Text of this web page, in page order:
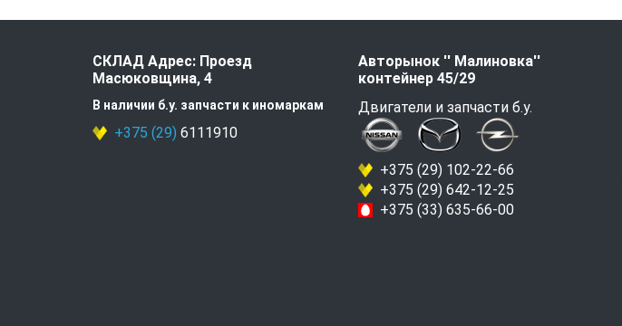
СКЛАД Адрес: Проезд
Масюковщина, 4
В наличии б.у. запчасти к иномаркам
+375 (29) 6111910
Авторынок '' Малиновка''
контейнер 45/29
Двигатели и запчасти б.у.
+375 (29) 102-22-66
+375 (29) 642-12-25
+375 (33) 635-66-00